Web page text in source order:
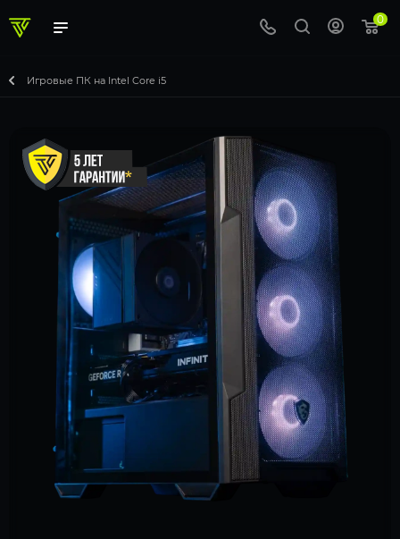
0
Игровые ПК на Intel Core i5